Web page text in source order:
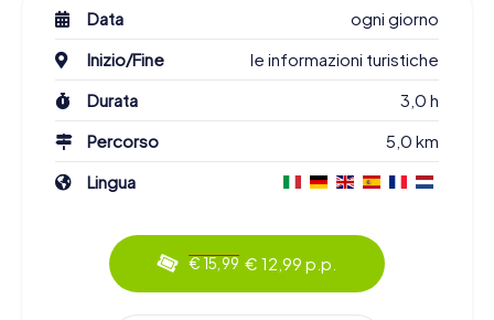
Data
ogni giorno
Inizio/Fine
le informazioni turistiche
Durata
3,0 h
Percorso
5,0 km
Lingua
€ 15,99 € 12,99 p.p.